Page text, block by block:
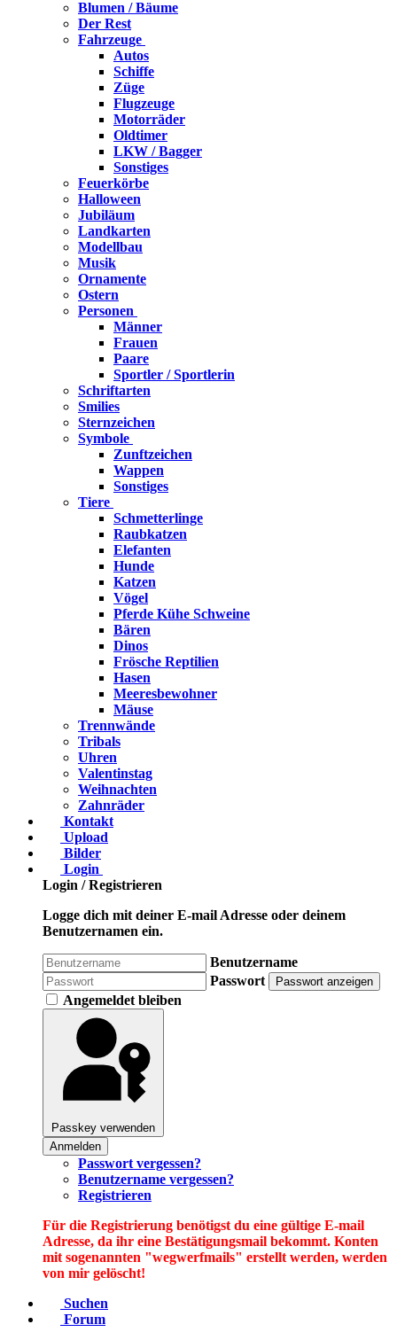
Blumen / Bäume
Der Rest
Fahrzeuge
Autos
Schiffe
Züge
Flugzeuge
Motorräder
Oldtimer
LKW / Bagger
Sonstiges
Feuerkörbe
Halloween
Jubiläum
Landkarten
Modellbau
Musik
Ornamente
Ostern
Personen
Männer
Frauen
Paare
Sportler / Sportlerin
Schriftarten
Smilies
Sternzeichen
Symbole
Zunftzeichen
Wappen
Sonstiges
Tiere
Schmetterlinge
Raubkatzen
Elefanten
Hunde
Katzen
Vögel
Pferde Kühe Schweine
Bären
Dinos
Frösche Reptilien
Hasen
Meeresbewohner
Mäuse
Trennwände
Tribals
Uhren
Valentinstag
Weihnachten
Zahnräder
Kontakt
Upload
Bilder
Login
Login / Registrieren
Logge dich mit deiner E-mail Adresse oder deinem
Benutzernamen ein.
Benutzername
Passwort
Passwort anzeigen
Angemeldet bleiben
Passkey verwenden
Anmelden
Passwort vergessen?
Benutzername vergessen?
Registrieren
Für die Registrierung benötigst du eine gültige E-mail
Adresse, da ihr eine Bestätigungsmail bekommt. Konten
mit sogenannten "wegwerfmails" erstellt werden, werden
von mir gelöscht!
Suchen
Forum